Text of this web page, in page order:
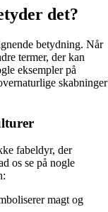
det?
betydning. Når
termer, der kan
eksempler på
skabninger
fabeldyr, der
os se på nogle
magt og